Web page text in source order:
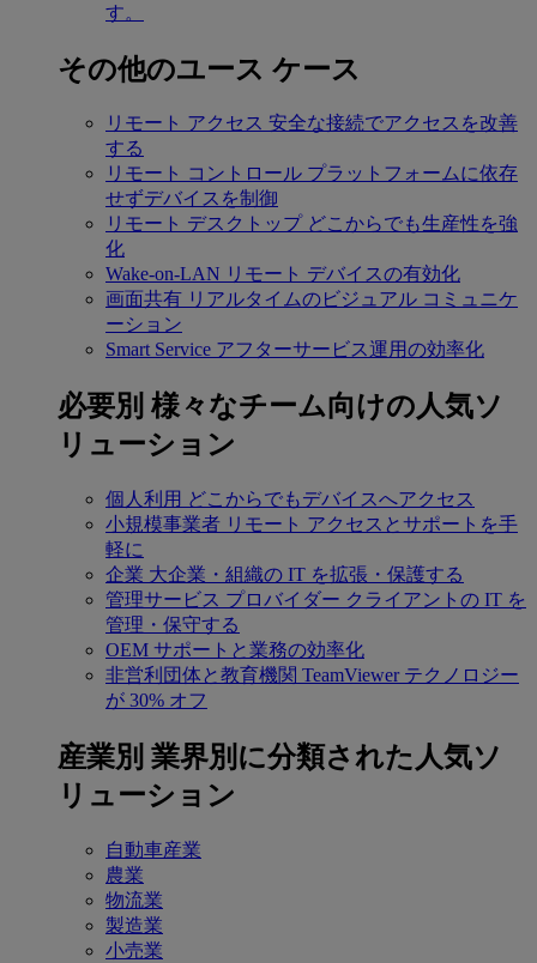
す。
その他のユース ケース
リモート アクセス 安全な接続でアクセスを改善
する
リモート コントロール プラットフォームに依存
せずデバイスを制御
リモート デスクトップ どこからでも生産性を強
化
Wake-on-LAN リモート デバイスの有効化
画面共有 リアルタイムのビジュアル コミュニケ
ーション
Smart Service アフターサービス運用の効率化
必要別 様々なチーム向けの人気ソ
リューション
個人利用 どこからでもデバイスへアクセス
小規模事業者 リモート アクセスとサポートを手
軽に
企業 大企業・組織の IT を拡張・保護する
管理サービス プロバイダー クライアントの IT を
管理・保守する
OEM サポートと業務の効率化
非営利団体と教育機関 TeamViewer テクノロジー
が 30% オフ
産業別 業界別に分類された人気ソ
リューション
自動車産業
農業
物流業
製造業
小売業